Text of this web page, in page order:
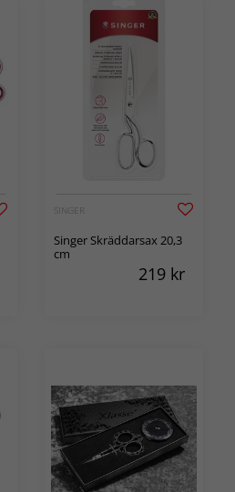
SINGER
Singer Skräddarsax 20,3
cm
219 kr